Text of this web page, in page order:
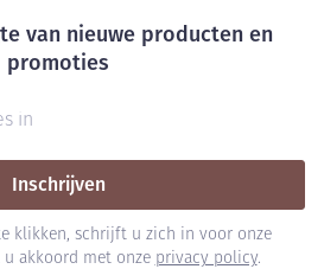
van nieuwe producten en
promoties
Inschrijven
klikken, schrijft u zich in voor onze
akkoord met onze privacy policy.